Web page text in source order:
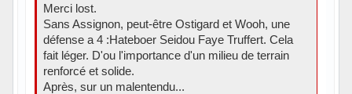
Merci lost.
Sans Assignon, peut-être Ostigard et Wooh, une
défense a 4 :Hateboer Seidou Faye Truffert. Cela
fait léger. D'ou l'importance d'un milieu de terrain
renforcé et solide.
Après, sur un malentendu...